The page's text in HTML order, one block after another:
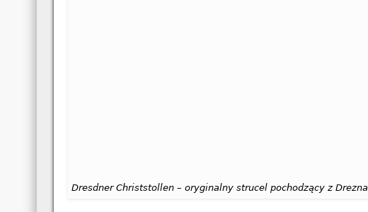
Dresdner Christstollen – oryginalny strucel pochodzący z Drezna